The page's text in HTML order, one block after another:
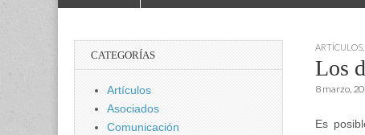
ARTÍCULOS
Los
8 marzo,
Es
CATEGORÍAS
Artículos
Asociados
Comunicación